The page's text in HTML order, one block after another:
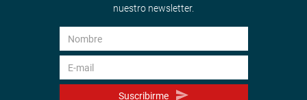
nuestro newsletter.
Suscribirme